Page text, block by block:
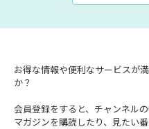
お得な情報や便利なサービスが
か？
会員登録をすると、チャンネル
マガジンを購読したり、見たい